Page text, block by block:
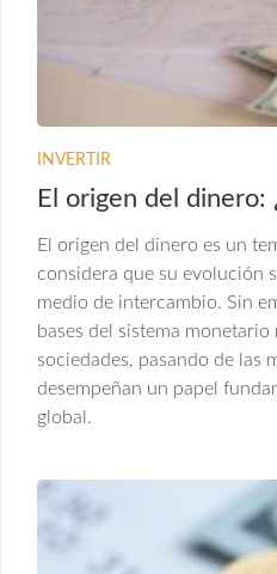
INVERTIR
El origen del dinero:
El origen del dinero es un
considera que su evolución
medio de intercambio. Sin
bases del sistema
sociedades, pasando de las
desempeñan un papel
global.